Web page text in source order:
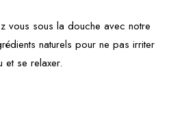
vous sous la douche avec notre
naturels pour ne pas irriter
et se relaxer.